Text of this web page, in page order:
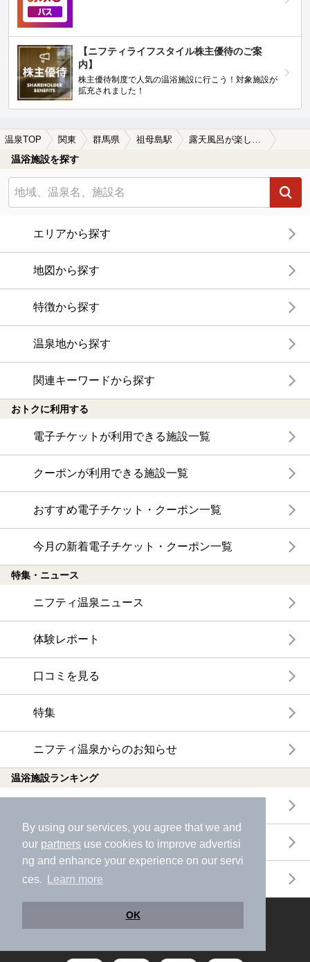
By using our services, you agree that we and
our partners use cookies to improve advertisi
ng and enhance your experience on our servi
ces.
Learn more
OK
【ニフティライフスタイル株主優待のご案
内】
株主優待制度で人気の温浴施設に行こう！対象施設が
拡充されました！
温泉TOP 関東 群馬県 祖母島駅
温浴施設を探す
エリアから探す
地図から探す
特徴から探す
温泉地から探す
関連キーワードから探す
おトクに利用する
電子チケットが利用できる施設一覧
クーポンが利用できる施設一覧
おすすめ電子チケット・クーポン一覧
今月の新着電子チケット・クーポン一覧
特集・ニュース
ニフティ温泉ニュース
体験レポート
口コミを見る
特集
ニフティ温泉からのお知らせ
温浴施設ランキング
月間温泉ランキング
サウナランキング
ニフティ温泉公式アカウントをフォローして